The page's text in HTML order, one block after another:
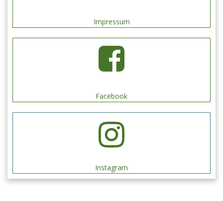
Impressum
Facebook
Instagram